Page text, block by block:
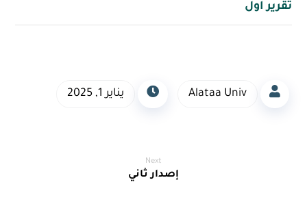
تقرير اول
Alataa Univ يناير 1, 2025
Next
إصدار ثاني